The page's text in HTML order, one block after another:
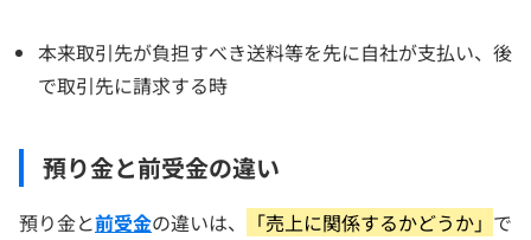
本来取引先が負担すべき送料等を先に自社が支払い、後
で取引先に請求する時
預り金と前受金の違い
預り金と前受金の違いは、 「売上に関係するかどうか」 で